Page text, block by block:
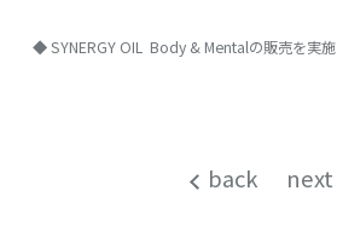
◆ SYNERGY OIL Body & Mentalの販売を実施
back next